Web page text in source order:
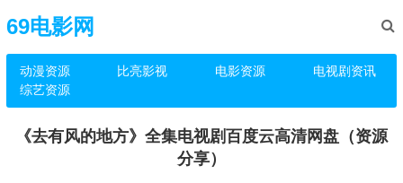
69电影网
动漫资源 比亮影视 电影资源
电视剧资讯
综艺资源
《去有风的地方》全集电视剧百度云高清网盘（资源
分享）